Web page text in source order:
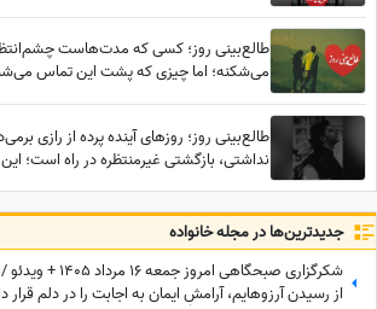
طالع‌بینی روز؛ کسی که مدت‌هاست
می‌شکنه؛ اما چیزی که پشت این تماس
طالع‌بینی روز؛ روزهای آینده پرده از رازی
نداشتی، بازگشتی غیرمنتظره در راه است؛
جدید‌ترین‌ها در مجله خانواده
شکرگزاری صبحگاهی
از رسیدن آرزوهایم، آرامشِ ایمان به اجابت را در دلم قرار